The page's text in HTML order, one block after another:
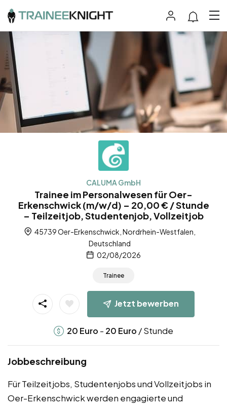
CALUMA GmbH
Trainee im Personalwesen für Oer-
Erkenschwick (m/w/d) – 20,00 € / Stunde
– Teilzeitjob, Studentenjob, Vollzeitjob
45739 Oer-Erkenschwick, Nordrhein-Westfalen,
Deutschland
02/08/2026
Trainee
Jetzt bewerben
20 Euro - 20 Euro / Stunde
Jobbeschreibung
Für Teilzeitjobs, Studentenjobs und Vollzeitjobs in
Oer-Erkenschwick werden engagierte und